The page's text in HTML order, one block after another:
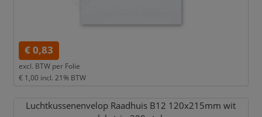
€ 0,83
excl. BTW per Folie
€ 1,00 incl. 21% BTW
Luchtkussenenvelop Raadhuis B12 120x215mm wit